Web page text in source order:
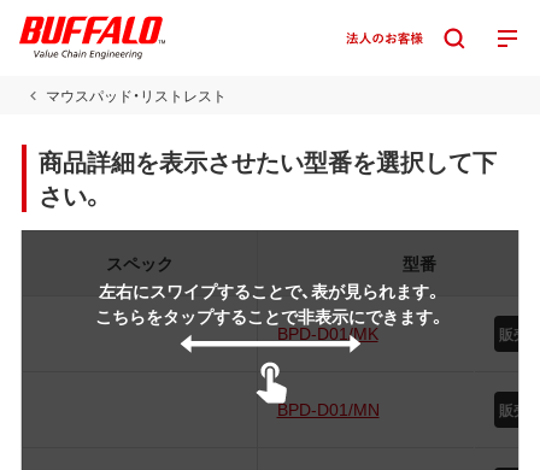
マウスパッド・リストレスト
商品詳細を表示させたい型番を選択して下
さい。
左右にスワイプすることで、表が見られます。
こちらをタップすることで非表示にできます。
スペック 型番
BPD-D01/MK 販売
BPD-D01/MN 販売